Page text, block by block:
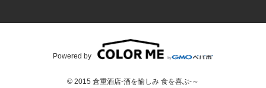
© 2015 倉重酒店-酒を愉しみ 食を喜ぶ-～
Powered by